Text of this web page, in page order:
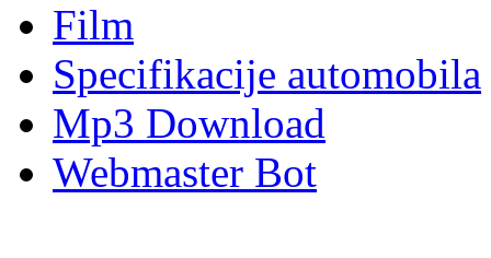
Film
Specifikacije automobila
Mp3 Download
Webmaster Bot